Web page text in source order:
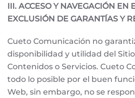
III. ACCESO Y NAVEGACIÓN EN
EXCLUSIÓN DE GARANTÍAS Y
Cueto Comunicación no
disponibilidad y utilidad del
Contenidos o Servicios. Cueto
todo lo posible por el buen
Web, sin embargo, no se